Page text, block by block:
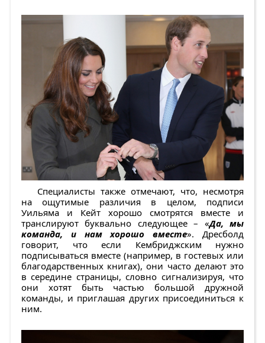
Специалисты также отмечают, что, несмотря
на ощутимые различия в целом, подписи
Уильяма и Кейт хорошо смотрятся вместе и
транслируют буквально следующее – «Да, мы
команда, и нам хорошо вместе». Дресболд
говорит, что если Кембриджским нужно
подписываться вместе (например, в гостевых или
благодарственных книгах), они часто делают это
в середине страницы, словно сигнализируя, что
они хотят быть частью большой дружной
команды, и приглашая других присоединиться к
ним.